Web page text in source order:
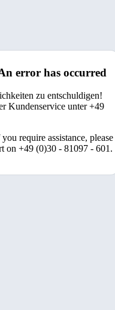
error has occurred
zu entschuldigen!
Kundenservice unter +49
require assistance, please
on +49 (0)30 - 81097 - 601.